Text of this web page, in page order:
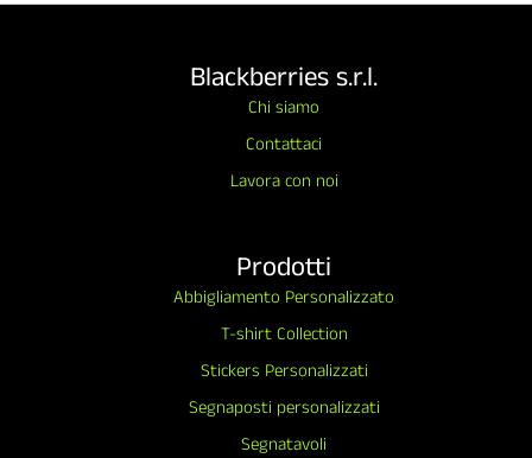
Blackberries s.r.l.
Chi siamo
Contattaci
Lavora con noi
Prodotti
Abbigliamento Personalizzato
T-shirt Collection
Stickers Personalizzati
Segnaposti personalizzati
Segnatavoli